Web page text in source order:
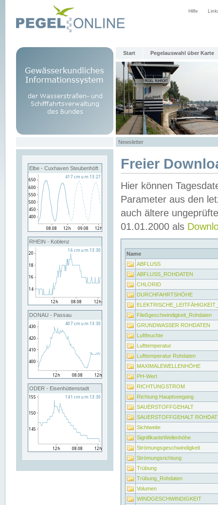
Hilfe
Start Pegelauswahl über Karte
Newsletter
Elbe - Cuxhaven Steubenhöft
RHEIN - Koblenz
DONAU - Passau
ODER - Eisenhüttenstadt
Freier
Hier können
Parameter aus den
auch ältere
01.01.2000 als
Name
ABFLUSS
ABFLUSS_ROHDATEN
CHLORID
DURCHFAHRTSHÖHE
Fließgeschwindigkeit_Rohdaten
GRUNDWASSER ROHDATEN
Luftfeuchte
Lufttemperatur
Lufttemperatur Rohdaten
MAXIMALEWELLENHÖHE
PH-Wert
RICHTUNGSTROM
Richtung Hauptseegang
SAUERSTOFFGEHALT
SAUERSTOFFGEHALT
Sichtweite
SignifikanteWellenhöhe
Strömungsgeschwindigkeit
Strömungsrichtung
Trübung
Trübung_Rohdaten
Volumen
WINDGESCHWINDIGKEIT